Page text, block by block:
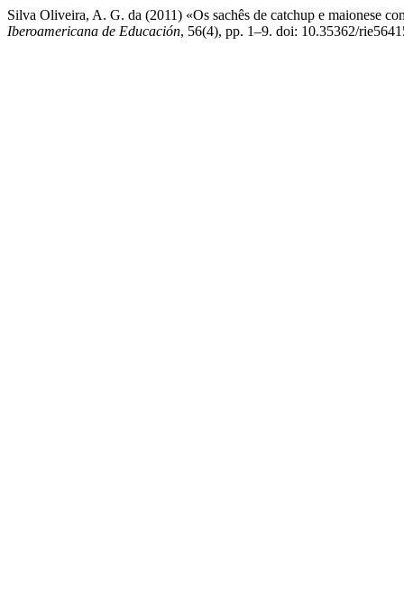
Silva Oliveira, A. G. da (2011) «Os sachês de catchup e maionese
Iberoamericana de Educación, 56(4), pp. 1–9. doi: 10.35362/